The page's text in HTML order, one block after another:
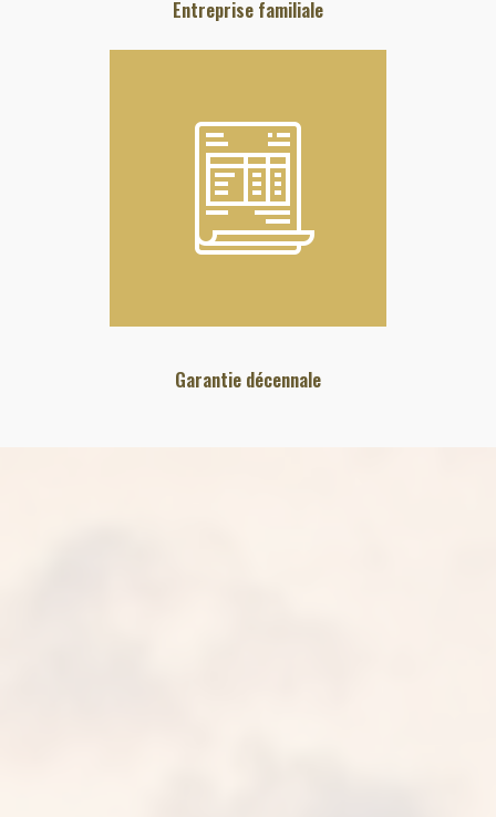
Entreprise familiale
Garantie décennale